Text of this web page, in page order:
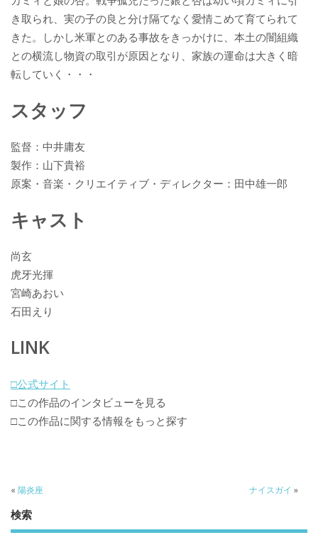
き取られ、実の子の良と分け隔てなく愛情こめて育てられて
きた。しかし米軍とのある事故をきっかけに、本土の闇組織
との横流し物資の取引が原因となり、家族の運命は大きく暗
転していく・・・
スタッフ
監督：中井庸友
製作：山下貴裕
原案・音楽・クリエイティブ・ディレクター：田中雄一郎
キャスト
尚玄
虎牙光揮
宮崎あおい
石田えり
LINK
□公式サイト
□この作品のインタビューを見る
□この作品に関する情報をもっと探す
« 陽炎座 ナイスガイ »
検索